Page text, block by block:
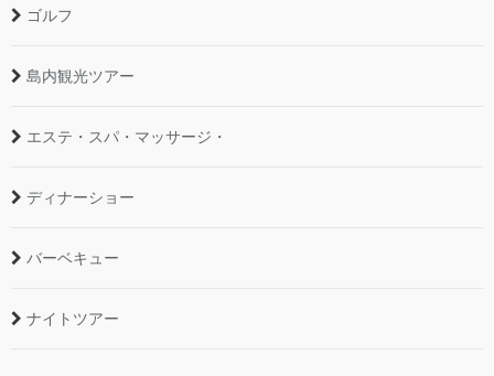
ゴルフ
島内観光ツアー
エステ・スパ・マッサージ・
ディナーショー
バーベキュー
ナイトツアー